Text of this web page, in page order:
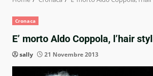
Cronaca
E’ morto Aldo Coppola, l’hair
sally 21 Novembre 2013